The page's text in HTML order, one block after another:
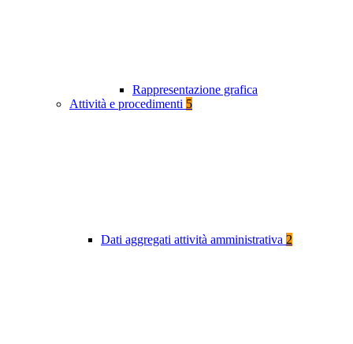
Rappresentazione grafica
Attività e procedimenti 5
Dati aggregati attività amministrativa 2